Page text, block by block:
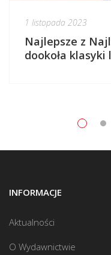
1 listopada 2023
Najlepsze z
dookoła
INFORMACJE
Aktualności
O Wydawnictwie